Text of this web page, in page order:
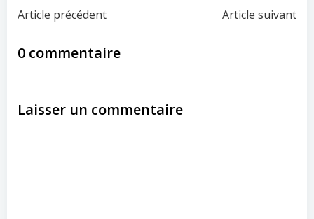
Post
navigation
Article précédent Article suivant
0 commentaire
Laisser un commentaire